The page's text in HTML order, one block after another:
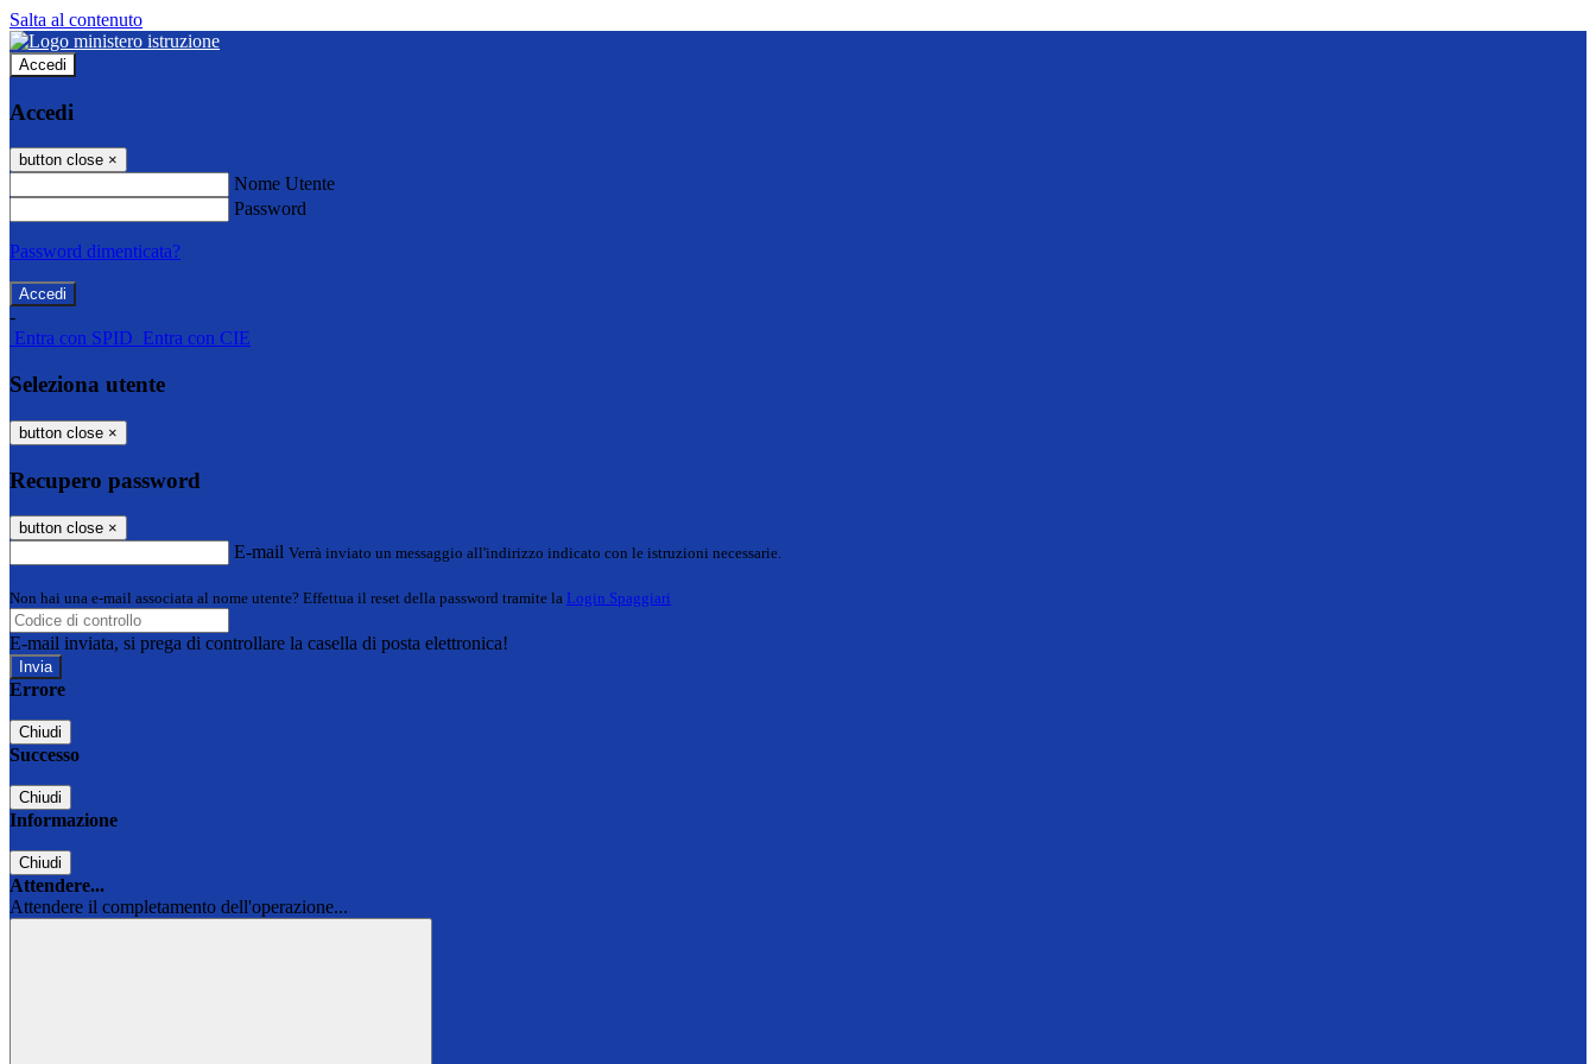
Salta al contenuto
Accedi
Accedi
button close ×
Nome Utente
Password
Password dimenticata?
-
Entra con SPID Entra con CIE
Seleziona utente
button close ×
Recupero password
button close ×
E-mail Verrà inviato un messaggio all'indirizzo indicato con le istruzioni necessarie.
Non hai una e-mail associata al nome utente? Effettua il reset della password tramite la Login Spaggiari
E-mail inviata, si prega di controllare la casella di posta elettronica!
Errore
Chiudi
Successo
Chiudi
Informazione
Chiudi
Attendere...
Attendere il completamento dell'operazione...